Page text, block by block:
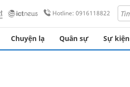
Hotline: 0916118822
Chuyện lạ Quân sự Sự kiện